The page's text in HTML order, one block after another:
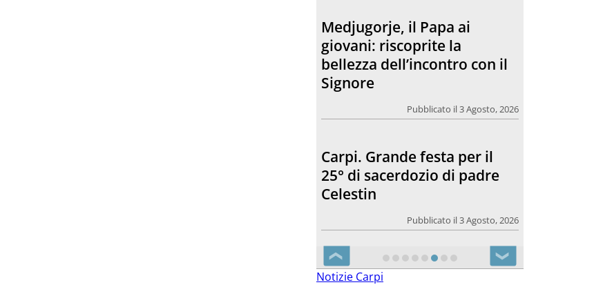
Medjugorje, il Papa ai
giovani: riscoprite la
bellezza dell’incontro con il
Signore
Pubblicato il 3 Agosto, 2026
Carpi. Grande festa per il
25° di sacerdozio di padre
Celestin
Pubblicato il 3 Agosto, 2026
❮ ❯
Notizie Carpi